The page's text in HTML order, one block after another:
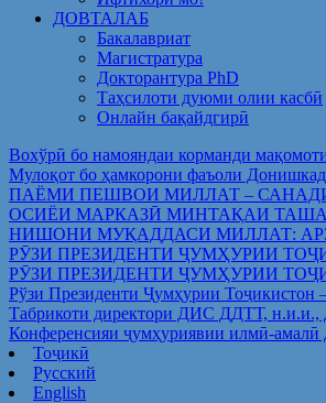
ДОВТАЛАБ
Бакалавриат
Магистратура
Докторантура PhD
Таҳсилоти дуюми олии касбӣ
Онлайн бақайдгирӣ
Вохўрӣ бо намояндаи корманди
Мулоқот бо ҳамкорони фаъоли
ПАЁМИ ПЕШВОИ МИЛЛАТ –
ОСИЁИ МАРКАЗӢ МИНТАҚАИ
НИШОНИ МУҚАДДАСИ МИЛЛАТ:
РӮЗИ ПРЕЗИДЕНТИ ҶУМҲУРИИ
РӮЗИ ПРЕЗИДЕНТИ ҶУМҲУРИИ
Рўзи Президенти Ҷумҳурии Тоҷикистон
Табрикоти директори ДИС ДДТТ, н.и.и.,
Конференсияи ҷумҳуриявии илмӣ-амалӣ
Тоҷикӣ
Русский
English